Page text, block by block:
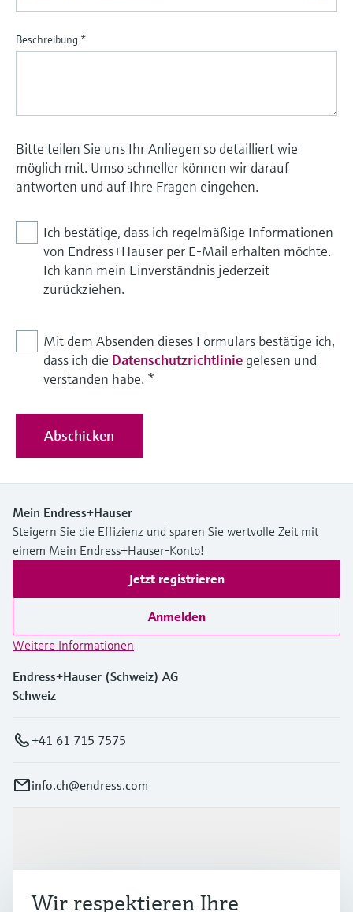
Beschreibung *
Bitte teilen Sie uns Ihr Anliegen so detailliert wie
möglich mit. Umso schneller können wir darauf
antworten und auf Ihre Fragen eingehen.
Ich bestätige, dass ich regelmäßige Informationen
von Endress+Hauser per E-Mail erhalten möchte.
Ich kann mein Einverständnis jederzeit
zurückziehen.
Mit dem Absenden dieses Formulars bestätige ich,
dass ich die Datenschutzrichtlinie gelesen und
verstanden habe. *
Abschicken
Mein Endress+Hauser
Steigern Sie die Effizienz und sparen Sie wertvolle Zeit mit
einem Mein Endress+Hauser-Konto!
Jetzt registrieren
Anmelden
Weitere Informationen
Endress+Hauser (Schweiz) AG
Schweiz
+41 61 715 7575
info.ch@endress.com
Branchen
Wir respektieren Ihre